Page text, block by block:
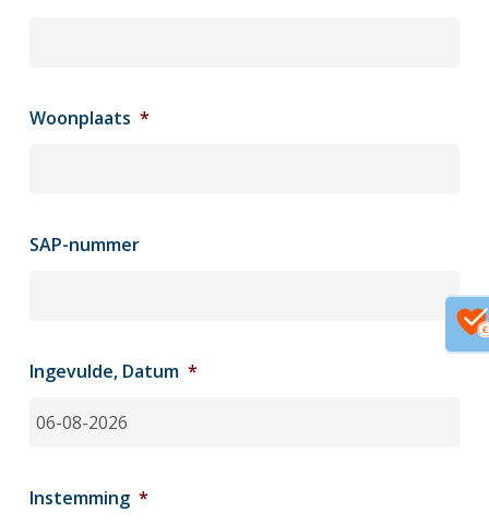
Woonplaats *
SAP-nummer
Ingevulde, Datum *
Instemming *